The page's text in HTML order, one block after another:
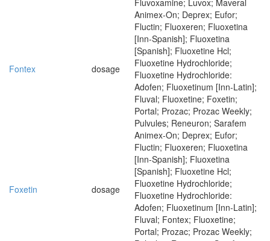
Fluvoxamine; Luvox; Maveral
Fontex dosage
Animex-On; Deprex; Eufor;
Fluctin; Fluoxeren; Fluoxetina
[Inn-Spanish]; Fluoxetina
[Spanish]; Fluoxetine Hcl;
Fluoxetine Hydrochloride;
Fluoxetine Hydrochloride:
Adofen; Fluoxetinum [Inn-Latin];
Fluval; Fluoxetine; Foxetin;
Portal; Prozac; Prozac Weekly;
Pulvules; Reneuron; Sarafem
Foxetin dosage
Animex-On; Deprex; Eufor;
Fluctin; Fluoxeren; Fluoxetina
[Inn-Spanish]; Fluoxetina
[Spanish]; Fluoxetine Hcl;
Fluoxetine Hydrochloride;
Fluoxetine Hydrochloride:
Adofen; Fluoxetinum [Inn-Latin];
Fluval; Fontex; Fluoxetine;
Portal; Prozac; Prozac Weekly;